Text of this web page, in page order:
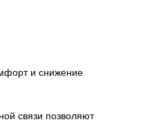
и снижение
связи позволяют